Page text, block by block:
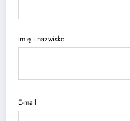
Imię i nazwisko
E-mail